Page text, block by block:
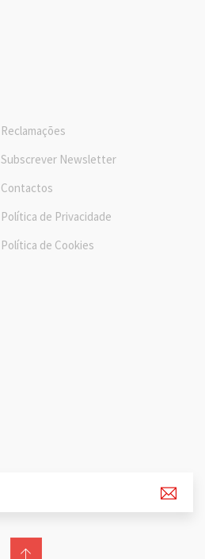
Reclamações
Subscrever Newsletter
Contactos
Política de Privacidade
Política de Cookies